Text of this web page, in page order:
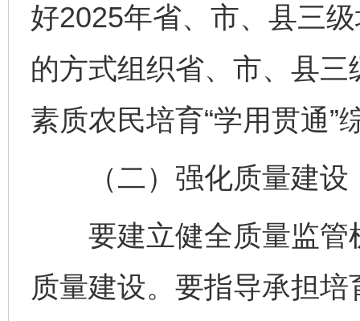
好2025年省、市、县三
的方式组织省、市、县
素质农民培育“学用贯通”
（二）强化质量建设
要建立健全质量监管
质量建设。要指导承担